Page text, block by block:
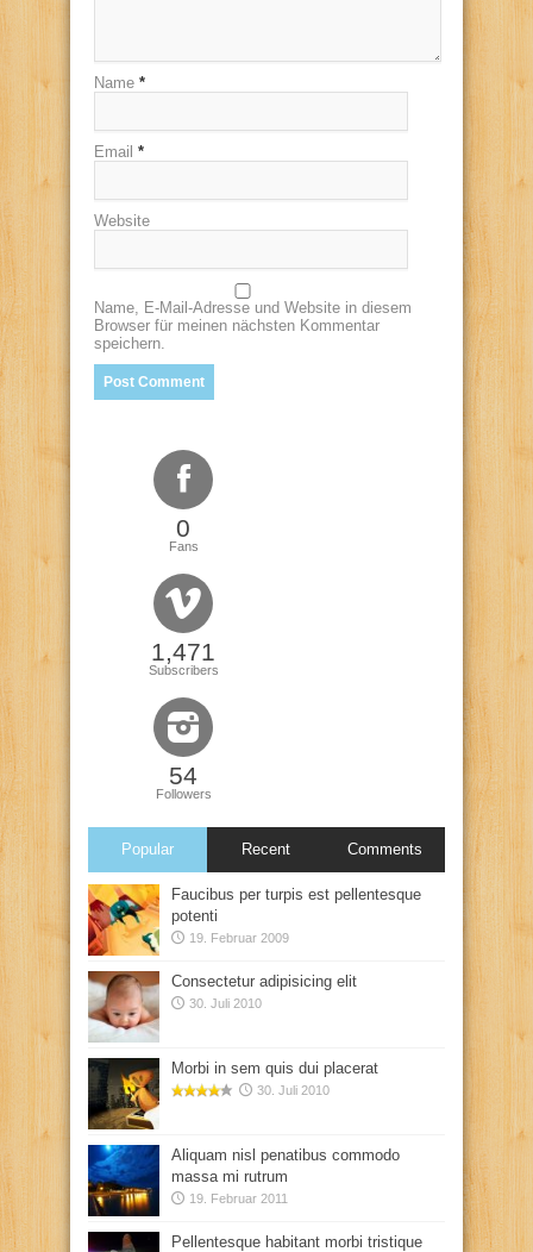
Name *
Email *
Website
Name, E-Mail-Adresse und Website in diesem
Browser für meinen nächsten Kommentar
speichern.
0
Fans
1,471
Subscribers
54
Followers
Popular Recent Comments
Faucibus per turpis est pellentesque
potenti
19. Februar 2009
Consectetur adipisicing elit
30. Juli 2010
Morbi in sem quis dui placerat
30. Juli 2010
Aliquam nisl penatibus commodo
massa mi rutrum
19. Februar 2011
Pellentesque habitant morbi tristique